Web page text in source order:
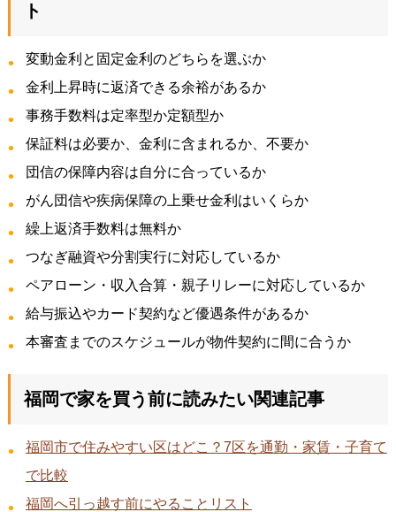
ト
変動金利と固定金利のどちらを選ぶか
金利上昇時に返済できる余裕があるか
事務手数料は定率型か定額型か
保証料は必要か、金利に含まれるか、不要か
団信の保障内容は自分に合っているか
がん団信や疾病保障の上乗せ金利はいくらか
繰上返済手数料は無料か
つなぎ融資や分割実行に対応しているか
ペアローン・収入合算・親子リレーに対応しているか
給与振込やカード契約など優遇条件があるか
本審査までのスケジュールが物件契約に間に合うか
福岡で家を買う前に読みたい関連記事
福岡市で住みやすい区はどこ？7区を通勤・家賃・子育て
で比較
福岡へ引っ越す前にやることリスト